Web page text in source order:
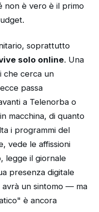
non è vero è il primo
soprattutto
solo online. Una
che cerca un
passa
a Telenorba o
macchina, di quanto
i programmi del
vede le affissioni
legge il giornale
presenza digitale
un sintomo — ma
è ancora